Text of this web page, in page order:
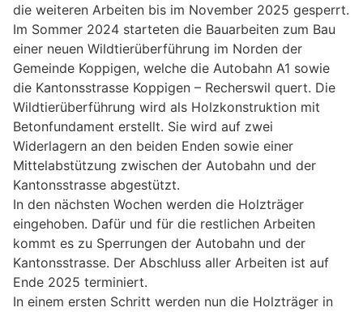
die weiteren Arbeiten bis im November 2025 gesperrt.
Im Sommer 2024 starteten die Bauarbeiten zum Bau
einer neuen Wildtierüberführung im Norden der
Gemeinde Koppigen, welche die Autobahn A1 sowie
die Kantonsstrasse Koppigen – Recherswil quert. Die
Wildtierüberführung wird als Holzkonstruktion mit
Betonfundament erstellt. Sie wird auf zwei
Widerlagern an den beiden Enden sowie einer
Mittelabstützung zwischen der Autobahn und der
Kantonsstrasse abgestützt.
In den nächsten Wochen werden die Holzträger
eingehoben. Dafür und für die restlichen Arbeiten
kommt es zu Sperrungen der Autobahn und der
Kantonsstrasse. Der Abschluss aller Arbeiten ist auf
Ende 2025 terminiert.
In einem ersten Schritt werden nun die Holzträger in